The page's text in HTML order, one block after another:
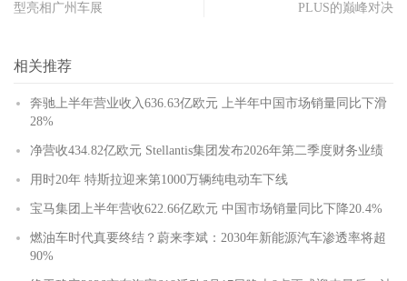
型亮相广州车展
PLUS的巅峰对决
相关推荐
奔驰上半年营业收入636.63亿欧元 上半年中国市场销量同比下滑
28%
净营收434.82亿欧元 Stellantis集团发布2026年第二季度财务业绩
用时20年 特斯拉迎来第1000万辆纯电动车下线
宝马集团上半年营收622.66亿欧元 中国市场销量同比下降20.4%
燃油车时代真要终结？蔚来李斌：2030年新能源汽车渗透率将超
90%